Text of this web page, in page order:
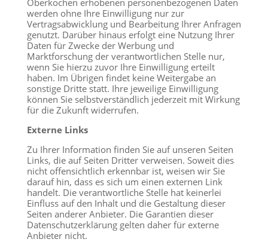
Oberkochen erhobenen personenbezogenen Daten
werden ohne Ihre Einwilligung nur zur
Vertragsabwicklung und Bearbeitung Ihrer Anfragen
genutzt. Darüber hinaus erfolgt eine Nutzung Ihrer
Daten für Zwecke der Werbung und
Marktforschung der verantwortlichen Stelle nur,
wenn Sie hierzu zuvor Ihre Einwilligung erteilt
haben. Im Übrigen findet keine Weitergabe an
sonstige Dritte statt. Ihre jeweilige Einwilligung
können Sie selbstverständlich jederzeit mit Wirkung
für die Zukunft widerrufen.
Externe Links
Zu Ihrer Information finden Sie auf unseren Seiten
Links, die auf Seiten Dritter verweisen. Soweit dies
nicht offensichtlich erkennbar ist, weisen wir Sie
darauf hin, dass es sich um einen externen Link
handelt. Die verantwortliche Stelle hat keinerlei
Einfluss auf den Inhalt und die Gestaltung dieser
Seiten anderer Anbieter. Die Garantien dieser
Datenschutzerklärung gelten daher für externe
Anbieter nicht.